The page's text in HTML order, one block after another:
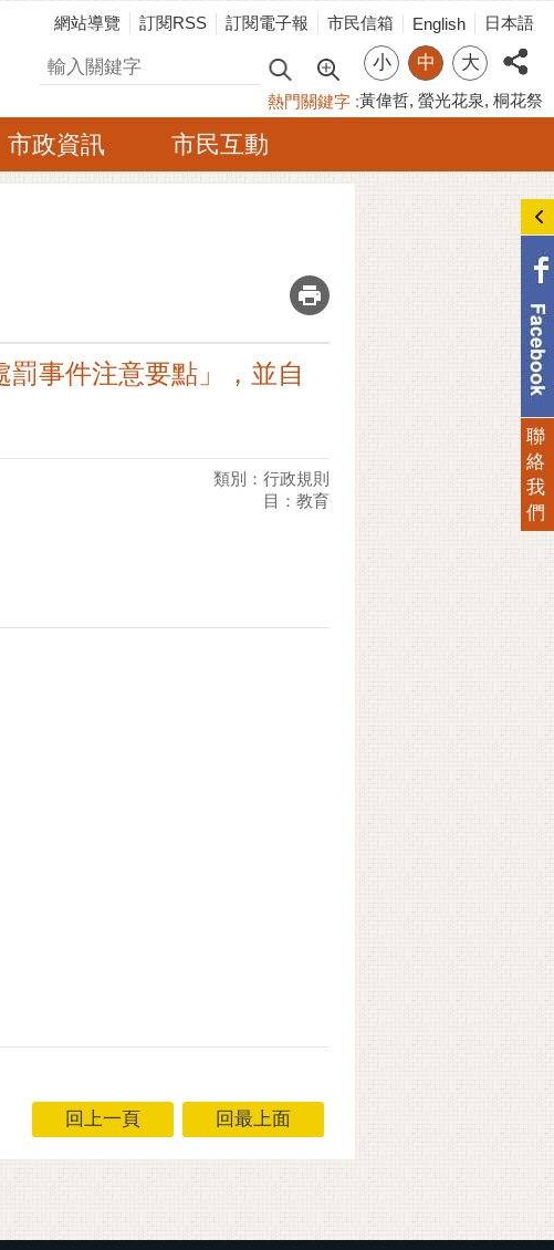
網站導覽 訂閱RSS 訂閱電子報 市民信箱 English 日本語
搜尋 小 中 大
熱門關鍵字 黃偉哲 螢光花泉 桐花祭
市政資訊 市民互動
_
事件注意要點」，並自
類別：行政規則
目：教育
回上一頁 回最上面
聯
絡
我
們